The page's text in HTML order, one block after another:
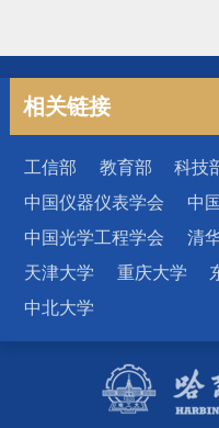
相关链接
工信部 教育部 科技
中国仪器仪表学会
中
中国光学工程学会
清
天津大学
重庆大学
中北大学